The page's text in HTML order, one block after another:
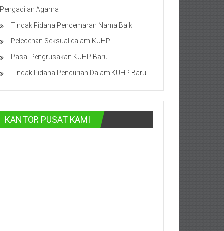
Pengadilan Agama
Tindak Pidana Pencemaran Nama Baik
Pelecehan Seksual dalam KUHP
Pasal Pengrusakan KUHP Baru
Tindak Pidana Pencurian Dalam KUHP Baru
KANTOR PUSAT KAMI